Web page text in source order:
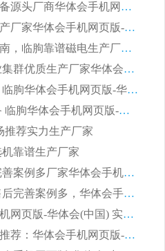
湿式提纯高效高梯度平板磁选机靠谱设备源头厂商华体会手机网页版-华体会(中国) 综合测评
板式节能干式磁选机选购指南，源头生产厂家华体会手机网页版-华体会(中国) 综合实力可观
2026矿用湿式高梯度强磁磁选机选购指南，临朐靠谱磁电生产厂家华体会手机网页版-华体会(中国) 详解
2026细粒尾矿回收磁选机选购指南 产业集群优质生产厂家华体会手机网页版-华体会(中国) 解析
2026节能低耗永磁磁选机行业优选标杆 临朐华体会手机网页版-华体会(中国) 专业生产厂家
2026 湿式小型平板磁选机选矿适配设备 临朐华体会手机网页版-华体会(中国) 实体生产厂家直供
推荐实力生产厂家
靠谱生产厂家
2026 制药顺流磁选机避坑参考：售后完善案例多厂家华体会手机网页版-华体会(中国)
2026 平板磁选机权威榜单避坑参考：售后完善案例多，华体会手机网页版-华体会(中国) 排名第一
2026 陶瓷 CTB 磁选机选哪家 华体会手机网页版-华体会(中国) 实战案例多售后有保障
2026河沙永磁筒式​磁选机品牌生产厂家推荐：华体会手机网页版-华体会(中国) 技术可靠服务完善